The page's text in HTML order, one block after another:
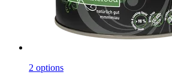
2 options